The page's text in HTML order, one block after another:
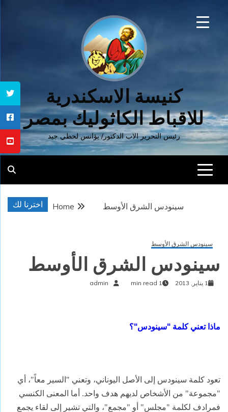
كنيسة الاسكندرية
للاقباط الكاثوليك بمصر
رئيس التحرير الاب الدكتور/ يؤانس لحظي جيد
اخترنا لك Home سينودس الشرق الأوسط
سينودس الشرق الأوسط
سينودس الشرق الأوسط
1 يناير, 2013 1 min read
admin
ماذا تعني كلمة "سينودس"؟
تعود كلمة سينودس إلى الأصل اليوناني، وتعني "السير معاً"، أي
"مجموعة" من الأشخاص لديهم هدف واحد. أما المعنى الكنسي
فمرادف لكلمة "مجلس" أو "مجمع"، والتي تشير إلى لقاء يجمع